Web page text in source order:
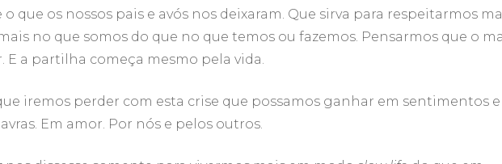
que os nossos pais e avós nos deixaram. Que sirva para respeitarmos
no que somos do que no que temos ou fazemos. Pensarmos que o
a partilha começa mesmo pela vida.
iremos perder com esta crise que possamos ganhar em sentimentos e
Em amor. Por nós e pelos outros.